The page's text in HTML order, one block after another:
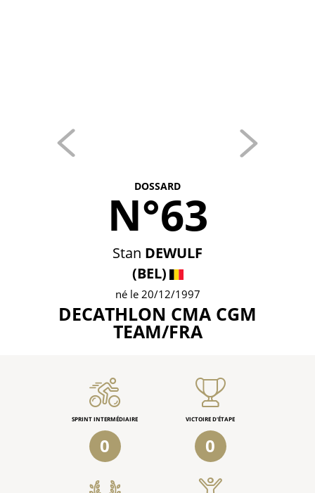
DOSSARD
N°63
Stan DEWULF
(BEL)
né le 20/12/1997
DECATHLON CMA CGM
TEAM/FRA
SPRINT INTERMÉDIAIRE
0
VICTOIRE D'ÉTAPE
0